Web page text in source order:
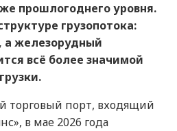
прошлогоднего уровня.
грузопотока:
а железорудный
всё более значимой
торговый порт, входящий
в мае 2026 года